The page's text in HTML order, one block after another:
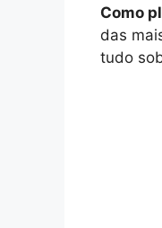
Como
das
tudo